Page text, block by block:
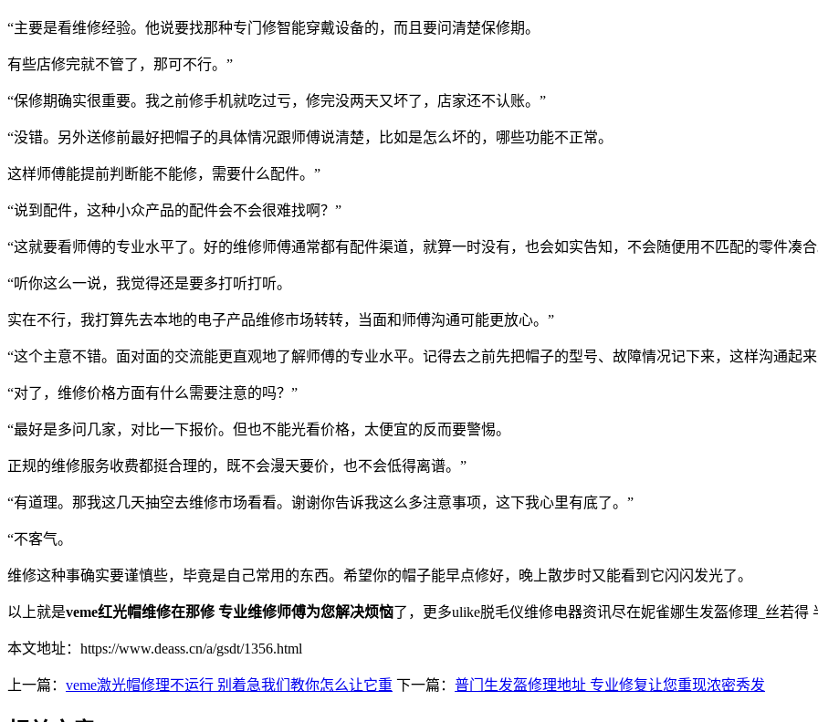
“主要是看维修经验。他说要找那种专门修智能穿戴设备的，而且要问清楚保修期。
有些店修完就不管了，那可不行。”
“保修期确实很重要。我之前修手机就吃过亏，修完没两天又坏了，店家还不认账。”
“没错。另外送修前最好把帽子的具体情况跟师傅说清楚，比如是怎么坏的，哪些功能不正常。
这样师傅能提前判断能不能修，需要什么配件。”
“说到配件，这种小众产品的配件会不会很难找啊？”
“这就要看师傅的专业水平了。好的维修师傅通常都有配件渠道，就算一时没有，也会如实告知，不会随便用不匹配的零件凑
“听你这么一说，我觉得还是要多打听打听。
实在不行，我打算先去本地的电子产品维修市场转转，当面和师傅沟通可能更放心。”
“这个主意不错。面对面的交流能更直观地了解师傅的专业水平。记得去之前先把帽子的型号、故障情况记下来，这样沟通起
“对了，维修价格方面有什么需要注意的吗？”
“最好是多问几家，对比一下报价。但也不能光看价格，太便宜的反而要警惕。
正规的维修服务收费都挺合理的，既不会漫天要价，也不会低得离谱。”
“有道理。那我这几天抽空去维修市场看看。谢谢你告诉我这么多注意事项，这下我心里有底了。”
“不客气。
维修这种事确实要谨慎些，毕竟是自己常用的东西。希望你的帽子能早点修好，晚上散步时又能看到它闪闪发光了。
以上就是veme红光帽维修在那修 专业维修师傅为您解决烦恼了，更多ulike脱毛仪维修电器资讯尽在妮雀娜生发盔修理_丝若得
本文地址：https://www.deass.cn/a/gsdt/1356.html
上一篇： veme激光帽修理不运行 别着急我们教你怎么让它重 下一篇： 普门生发盔修理地址 专业修复让您重现浓密秀发